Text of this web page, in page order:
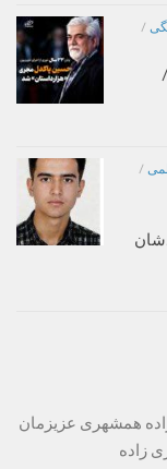
/
/
همشهری عزیزمان
زاده